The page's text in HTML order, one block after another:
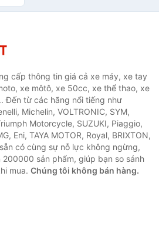
cấp thông tin giá cả xe máy, xe tay
xe môtô, xe 50cc, xe thể thao, xe
Đến từ các hãng nổi tiếng như
Michelin, VOLTRONIC, SYM,
Motorcycle, SUZUKI, Piaggio,
Eni, TAYA MOTOR, Royal, BRIXTON,
có cùng sự nỗ lực không ngừng,
sản phẩm, giúp bạn so sánh
mua. Chúng tôi không bán hàng.